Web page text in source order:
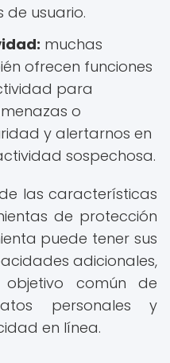
de usuario.
muchas
ofrecen funciones
para
o
y alertarnos en
sospechosa.
las características
de protección
puede tener sus
adicionales,
común de
personales y
en línea.